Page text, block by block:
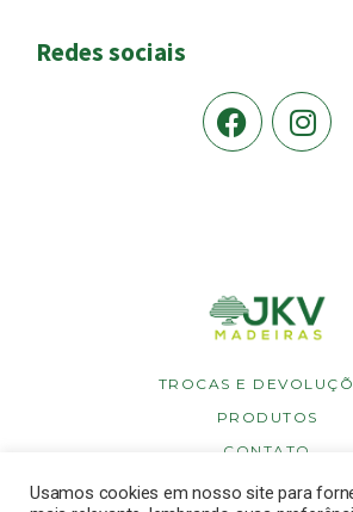
Redes sociais
TROCAS E
PRODUTOS
CONTATO
POLÍTICA DE
Usamos cookies em nosso site para